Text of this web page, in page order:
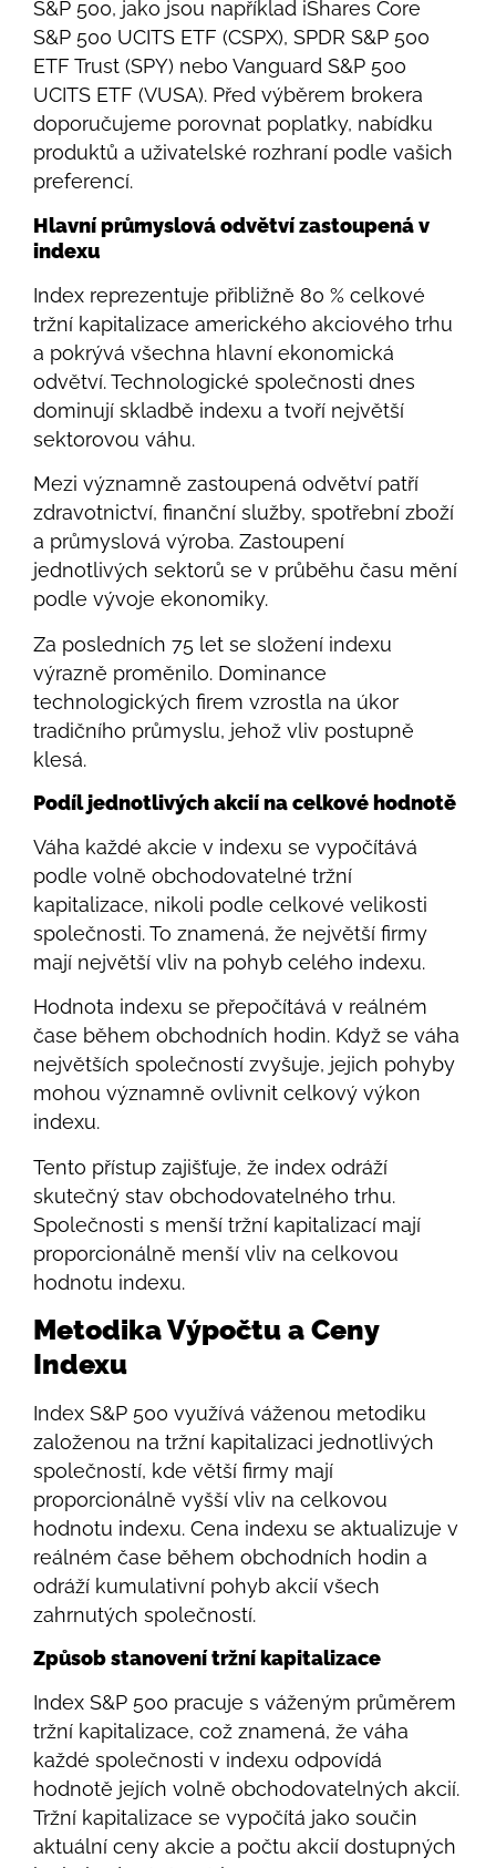
S&P 500, jako jsou například iShares Core
S&P 500 UCITS ETF (CSPX), SPDR S&P 500
ETF Trust (SPY) nebo Vanguard S&P 500
UCITS ETF (VUSA). Před výběrem brokera
doporučujeme porovnat poplatky, nabídku
produktů a uživatelské rozhraní podle vašich
preferencí.
Hlavní průmyslová odvětví zastoupená v
indexu
Index reprezentuje přibližně 80 % celkové
tržní kapitalizace amerického akciového trhu
a pokrývá všechna hlavní ekonomická
odvětví. Technologické společnosti dnes
dominují skladbě indexu a tvoří největší
sektorovou váhu.
Mezi významně zastoupená odvětví patří
zdravotnictví, finanční služby, spotřební zboží
a průmyslová výroba. Zastoupení
jednotlivých sektorů se v průběhu času mění
podle vývoje ekonomiky.
Za posledních 75 let se složení indexu
výrazně proměnilo. Dominance
technologických firem vzrostla na úkor
tradičního průmyslu, jehož vliv postupně
klesá.
Podíl jednotlivých akcií na celkové hodnotě
Váha každé akcie v indexu se vypočítává
podle volně obchodovatelné tržní
kapitalizace, nikoli podle celkové velikosti
společnosti. To znamená, že největší firmy
mají největší vliv na pohyb celého indexu.
Hodnota indexu se přepočítává v reálném
čase během obchodních hodin. Když se váha
největších společností zvyšuje, jejich pohyby
mohou významně ovlivnit celkový výkon
indexu.
Tento přístup zajišťuje, že index odráží
skutečný stav obchodovatelného trhu.
Společnosti s menší tržní kapitalizací mají
proporcionálně menší vliv na celkovou
hodnotu indexu.
Metodika Výpočtu a Ceny
Indexu
Index S&P 500 využívá váženou metodiku
založenou na tržní kapitalizaci jednotlivých
společností, kde větší firmy mají
proporcionálně vyšší vliv na celkovou
hodnotu indexu. Cena indexu se aktualizuje v
reálném čase během obchodních hodin a
odráží kumulativní pohyb akcií všech
zahrnutých společností.
Způsob stanovení tržní kapitalizace
Index S&P 500 pracuje s váženým průměrem
tržní kapitalizace, což znamená, že váha
každé společnosti v indexu odpovídá
hodnotě jejích volně obchodovatelných akcií.
Tržní kapitalizace se vypočítá jako součin
aktuální ceny akcie a počtu akcií dostupných